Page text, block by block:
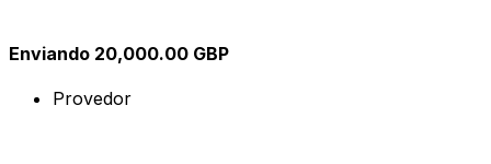
Enviando 20,000.00 GBP
Provedor